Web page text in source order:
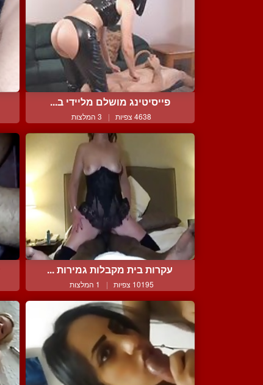
פייסיטינג מושלם מליידי ב...
4638 צפיות | 3 המלצות
עקרות בית מקבלות גמירות ...
10195 צפיות | 1 המלצות